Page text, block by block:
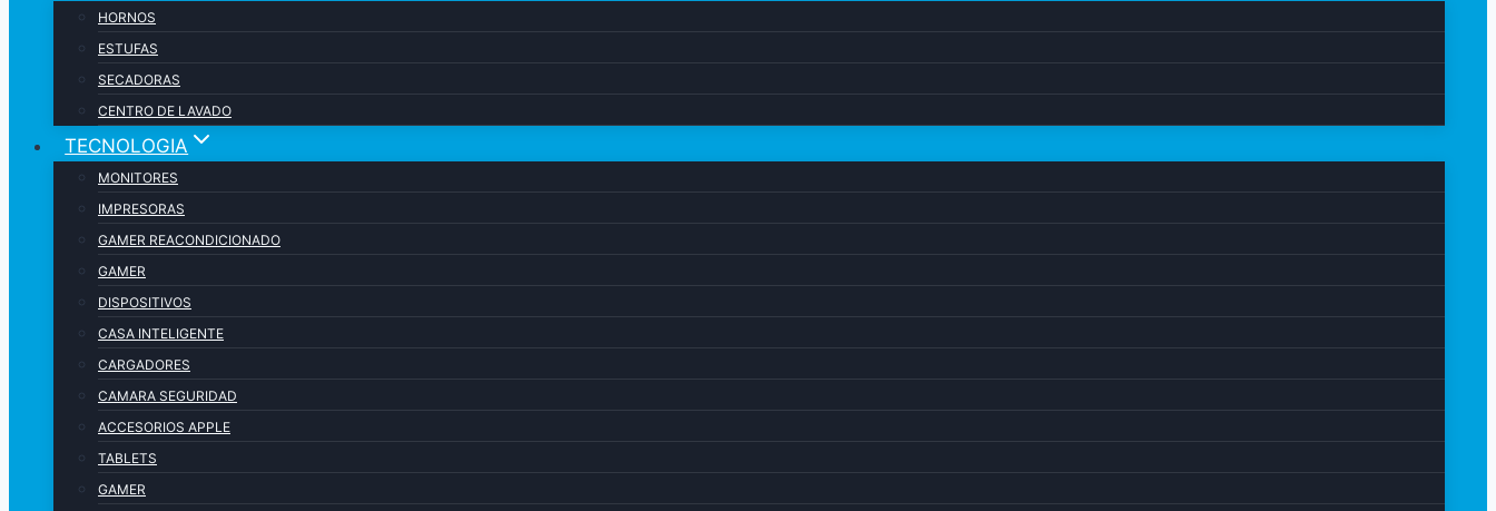
HORNOS
ESTUFAS
SECADORAS
CENTRO DE LAVADO
TECNOLOGIA
MONITORES
IMPRESORAS
GAMER REACONDICIONADO
GAMER
DISPOSITIVOS
CASA INTELIGENTE
CARGADORES
CAMARA SEGURIDAD
ACCESORIOS APPLE
TABLETS
GAMER